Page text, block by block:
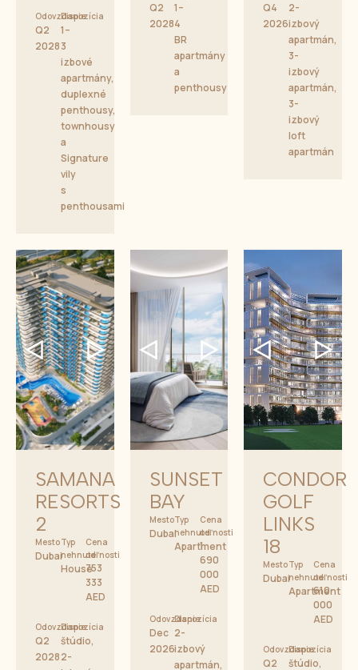
Odovzdanie
Q2
2028
Dispozícia
1–
3
izbové
apartmány,
duplexné
penthousy,
townhousy
a
Signature
vily
s
penthousami
Q2
2028
1–
4
BR
apartmány
a
penthousy
Q4
2026
2-
izbový
apartmán,
3-
izbový
apartmán,
3-
izbový
loft
apartmán
SAMANA
RESORTS
2
Mesto
Dubai
Typ
nehnuteľnosti
House
Cena
od
753
333
AED
Odovzdanie
Q2
2028
Dispozícia
štúdio,
2-
SUNSET
BAY
Mesto
Dubai
Typ
nehnuteľnosti
Apartment
Cena
od
1
690
000
AED
Odovzdanie
Dec
2026
Dispozícia
2-
izbový
apartmán,
CONDOR
GOLF
LINKS
18
Mesto
Dubai
Typ
nehnuteľnosti
Apartment
Cena
od
610
000
AED
Odovzdanie
Q2
Dispozícia
štúdio,